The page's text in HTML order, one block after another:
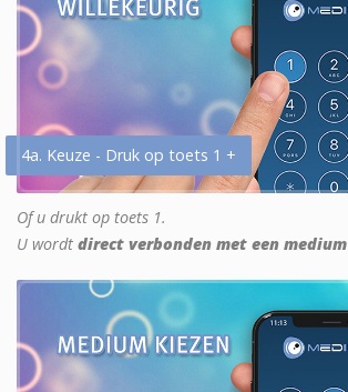
4a. Keuze - Druk op toets 1 +
Of u drukt op toets 1.
U wordt direct verbonden met een medium